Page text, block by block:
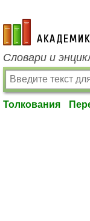
academic.ru
Словари и
Толкования